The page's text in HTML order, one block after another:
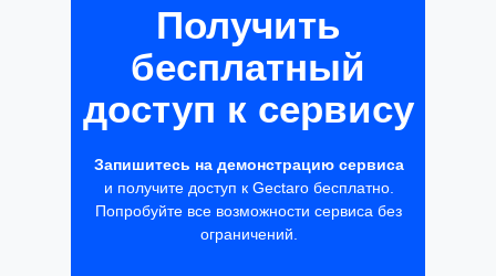
Получить
бесплатный
доступ к сервису
Запишитесь на демонстрацию сервиса
и получите доступ к Gectaro бесплатно.
Попробуйте все возможности сервиса без
ограничений.